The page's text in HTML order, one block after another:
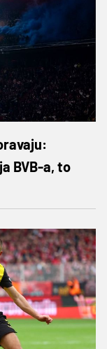
BVB-a, to